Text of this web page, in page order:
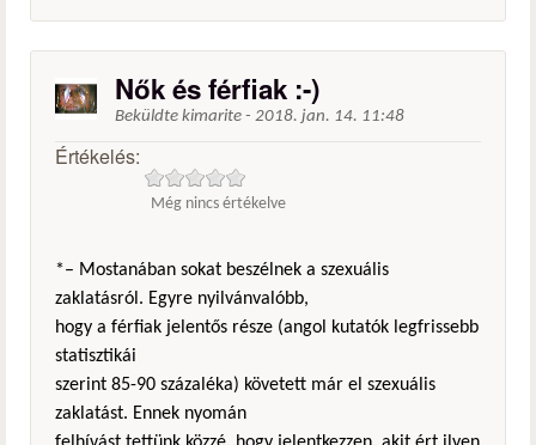
Nők és férfiak :-)
Beküldte kimarite - 2018. jan. 14. 11:48
Értékelés:
Még nincs értékelve
*– Mostanában sokat beszélnek a szexuális
zaklatásról. Egyre nyilvánvalóbb,
hogy a férfiak jelentős része (angol kutatók legfrissebb
statisztikái
szerint 85-90 százaléka) követett már el szexuális
zaklatást. Ennek nyomán